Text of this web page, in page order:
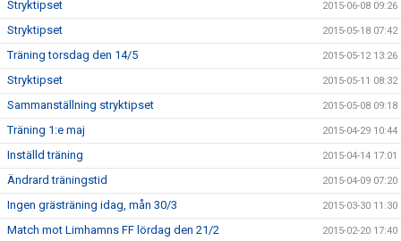
Stryktipset 2015-06-08 09:26
Stryktipset 2015-05-18 07:42
Träning torsdag den 14/5 2015-05-12 13:26
Stryktipset 2015-05-11 08:32
Sammanställning stryktipset 2015-05-08 09:18
Träning 1:e maj 2015-04-29 10:44
Inställd träning 2015-04-14 17:01
Ändrard träningstid 2015-04-09 07:20
Ingen grästräning idag, mån 30/3 2015-03-30 11:30
Match mot Limhamns FF lördag den 21/2 2015-02-20 17:40